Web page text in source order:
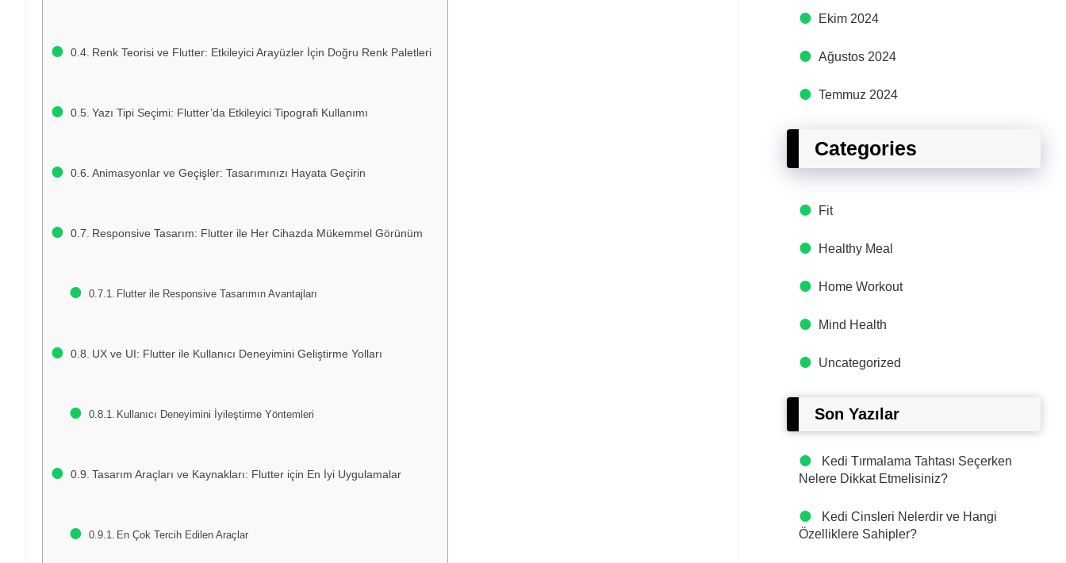
Renk Teorisi ve Flutter: Etkileyici Arayüzler İçin Doğru Renk Paletleri
Yazı Tipi Seçimi: Flutter’da Etkileyici Tipografi Kullanımı
Animasyonlar ve Geçişler: Tasarımınızı Hayata Geçirin
Responsive Tasarım: Flutter ile Her Cihazda Mükemmel Görünüm
Flutter ile Responsive Tasarımın Avantajları
UX ve UI: Flutter ile Kullanıcı Deneyimini Geliştirme Yolları
Kullanıcı Deneyimini İyileştirme Yöntemleri
Tasarım Araçları ve Kaynakları: Flutter için En İyi Uygulamalar
En Çok Tercih Edilen Araçlar
Ekim 2024
Ağustos 2024
Temmuz 2024
Categories
Fit
Healthy Meal
Home Workout
Mind Health
Uncategorized
Son Yazılar
Kedi Tırmalama Tahtası Seçerken
Nelere Dikkat Etmelisiniz?
Kedi Cinsleri Nelerdir ve Hangi
Özelliklere Sahipler?